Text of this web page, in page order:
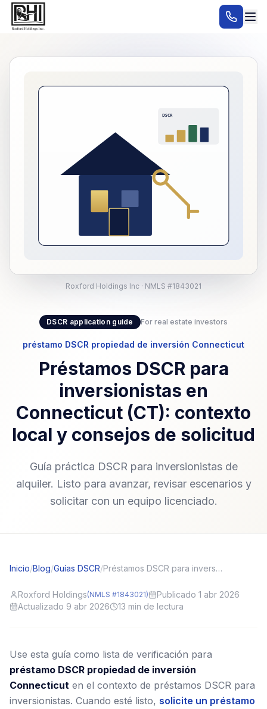
DSCR application guide For real estate investors
préstamo DSCR propiedad de inversión Connecticut
Préstamos DSCR para
inversionistas en
Connecticut (CT): contexto
local y consejos de solicitud
Guía práctica DSCR para inversionistas de
alquiler. Listo para avanzar, revisar escenarios y
solicitar con un equipo licenciado.
Roxford Holdings Inc · NMLS #1843021
Inicio/Blog/Guías DSCR/ Préstamos DSCR para inversionistas en Connecticut (CT): contexto local y consejos de solicitud
Roxford Holdings(NMLS #1843021)
Publicado 1 abr 2026
Actualizado 9 abr 2026
13 min de lectura
Use esta guía como lista de verificación para
préstamo DSCR propiedad de inversión
Connecticut en el contexto de préstamos DSCR para
inversionistas. Cuando esté listo, solicite un préstamo